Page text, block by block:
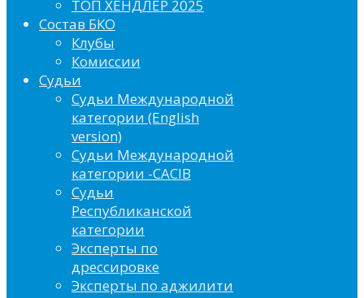
ТОП ХЕНДЛЕР 2025
Состав БКО
Клубы
Комиссии
Судьи
Судьи Международной
категории (English
version)
Судьи Международной
категории -CACIB
Судьи
Республиканской
категории
Эксперты по
дрессировке
Эксперты по аджилити